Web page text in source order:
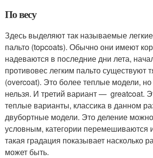
По весу
Здесь выделяют так называемые
пальто (topcoats). Обычно они имеют
надеваются в последние дни лета,
противовес легким пальто существуют
(overcoat). Это более теплые модели, но
нельзя. И третий вариант — greatcoat.
теплые варианты, классика в данном
двубортные модели. Это деление
условным, категории перемешиваются
такая градация показывает насколько
может быть.